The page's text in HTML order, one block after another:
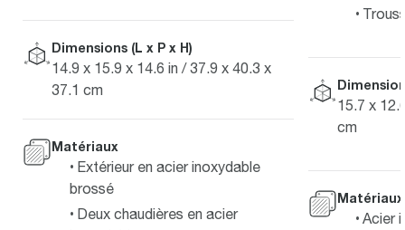
Dimensions (L x P x H)
14.9 x 15.9 x 14.6 in / 37.9 x 40.3 x
37.1 cm
Matériaux
Extérieur en acier inoxydable
brossé
Deux chaudières en acier
15.7 x
cm
Matériaux
Acier